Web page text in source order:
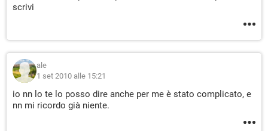
scrivi
ale
1 set 2010 alle 15:21
io nn lo te lo posso dire anche per me è stato complicato, e
nn mi ricordo già niente.